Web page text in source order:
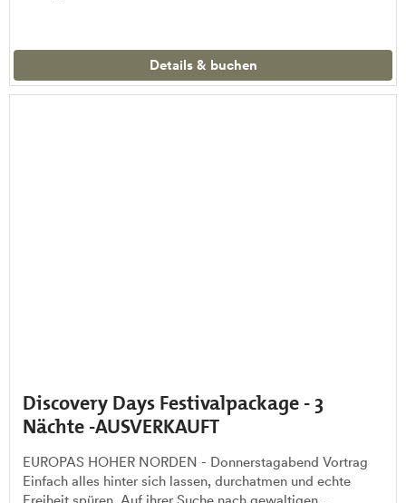
Details & buchen
Discovery Days Festivalpackage - 3
Nächte -AUSVERKAUFT
EUROPAS HOHER NORDEN - Donnerstagabend Vortrag
Einfach alles hinter sich lassen, durchatmen und echte